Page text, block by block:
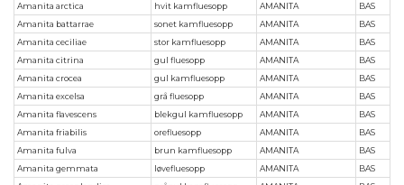
Amanita arctica
hvit kamfluesopp AMANITA
BAS
Amanita battarrae
sonet kamfluesopp AMANITA
BAS
Amanita ceciliae
stor kamfluesopp AMANITA
BAS
Amanita citrina
gul fluesopp AMANITA
BAS
Amanita crocea
gul kamfluesopp AMANITA
BAS
Amanita excelsa
grå fluesopp AMANITA
BAS
Amanita flavescens
blekgul kamfluesopp AMANITA
BAS
Amanita friabilis
orefluesopp AMANITA
BAS
Amanita fulva
brun kamfluesopp AMANITA
BAS
Amanita gemmata
løvefluesopp AMANITA
BAS